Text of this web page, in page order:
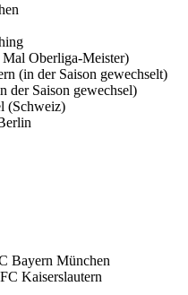
Oberliga-Meister)
(in der Saison gewechselt)
der Saison gewechsel)
(Schweiz)
Bayern München
Kaiserslautern